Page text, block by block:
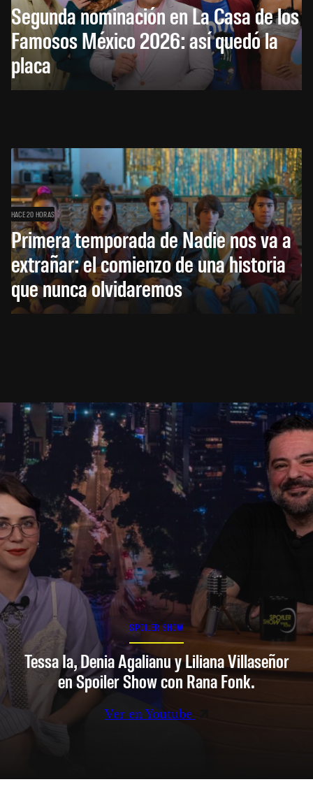
Segunda nominación en La Casa de los
Famosos México 2026: así quedó la
placa
HACE 20 HORAS
Primera temporada de Nadie nos va a
extrañar: el comienzo de una historia
que nunca olvidaremos
SPOILER SHOW
Tessa Ia, Denia Agalianu y Liliana Villaseñor
en Spoiler Show con Rana Fonk.
Ver en Youtube